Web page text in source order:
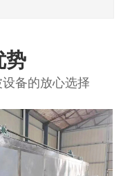
势
备的放心选择